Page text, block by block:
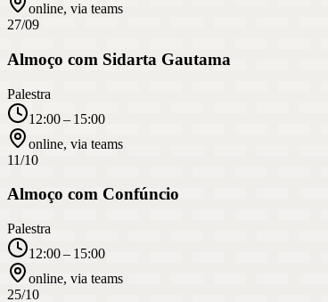
online, via teams
27/09
Almoço com Sidarta Gautama
Palestra
12:00 – 15:00
online, via teams
11/10
Almoço com Confúncio
Palestra
12:00 – 15:00
online, via teams
25/10